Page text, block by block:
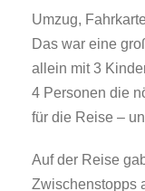
Umzug,
Das war eine
allein mit 3
4 Personen die
für die Reise –
Auf der Reise
Zwischenstopps